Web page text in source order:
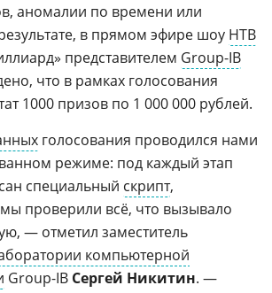
аномалии по времени или
в прямом эфире шоу НТВ
представителем Group-IB
что в рамках голосования
1000 призов по 1 000 000 рублей.
голосования проводился нами
режиме: под каждый этап
специальный скрипт,
проверили всё, что вызывало
— отметил заместитель
компьютерной
Group-IB Сергей Никитин. —